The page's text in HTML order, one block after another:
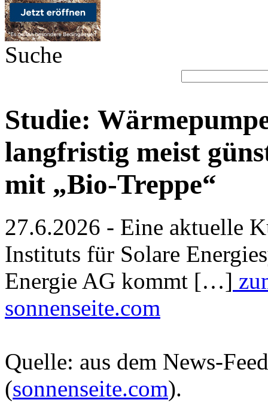
Suche
Studie:
langfristig meist
mit „Bio-Treppe“
27.6.2026 - Eine aktuelle
Instituts für Solare
Energie AG kommt […]
sonnenseite.com
Quelle: aus dem News-
(sonnenseite.com).